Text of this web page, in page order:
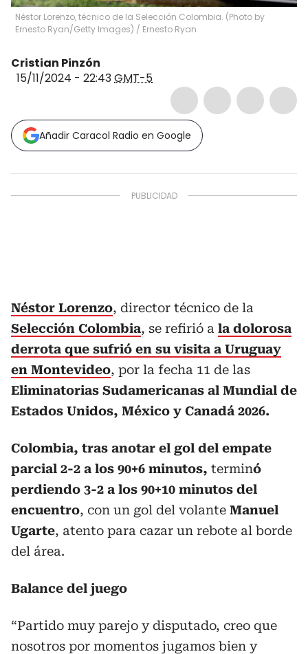
Néstor Lorenzo, técnico de la Selección Colombia. (Photo by
Ernesto Ryan/Getty Images) / Ernesto Ryan
Cristian Pinzón
15/11/2024 - 22:43GMT-5
Añadir Caracol Radio en Google
Néstor Lorenzo, director técnico de la
Selección Colombia, se refirió a la dolorosa
derrota que sufrió en su visita a Uruguay
en Montevideo, por la fecha 11 de las
Eliminatorias Sudamericanas al Mundial de
Estados Unidos, México y Canadá 2026.
Colombia, tras anotar el gol del empate
parcial 2-2 a los 90+6 minutos, terminó
perdiendo 3-2 a los 90+10 minutos del
encuentro, con un gol del volante Manuel
Ugarte, atento para cazar un rebote al borde
del área.
Balance del juego
“Partido muy parejo y disputado, creo que
nosotros por momentos jugamos bien y